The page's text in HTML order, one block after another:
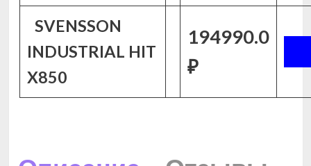
SVENSSON
INDUSTRIAL HIT
X850
194990.0
₽